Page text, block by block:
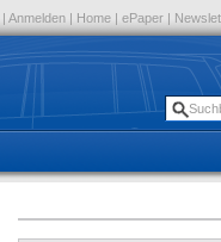
| Anmelden | Home | ePaper |